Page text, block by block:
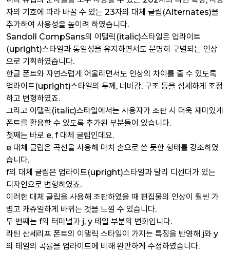
자의 기호에 따라 바꿀 수 있는 23자의 대체 글립(Alternates)을
추가하여 사용성을 높이려 하였습니다.
Sandoll CompSans의 이탤릭(italic)스타일은 업라이트
(upright)스타일과 통일성을 유지하면서도 분명히 구별되는 인상
으로 기획하였습니다.
한글 폰트와 자연스럽게 어울리면서도 인상의 차이를 줄 수 있도록
업라이트(upright)스타일의 두께, 너비감, 구조 등을 섬세하게 조정
하고 변형하였죠.
그리고 이탤릭(italic)스타일에서는 사용자가 조판 시 더욱 재미있게
폰트를 활용할 수 있도록 추가된 부분들이 있습니다.
첫째는 바로 e, f 대체 글립인데요.
e 대체 글립은 곡선을 사용해 마치 손으로 쓴 듯한 형태를 강조하였
습니다.
f의 대체 글립은 업라이트(upright)스타일과 달리 디센더가 있는
디자인으로 변형하였죠.
이러한 대체 글립을 사용해 조판하였을 때 편집물의 인상이 훨씬 가
볍고 캐쥬얼하게 바뀌는 것을 느낄 수 있습니다.
두 번째는 f의 터미널과 j, y 테일 부분의 변화입니다.
라틴 산세리프 폰트의 이탤릭 스타일이 가지는 특징을 반영해 j와 y
의 테일의 곡률을 업라이트에 비해 완만하게 수정하였습니다.